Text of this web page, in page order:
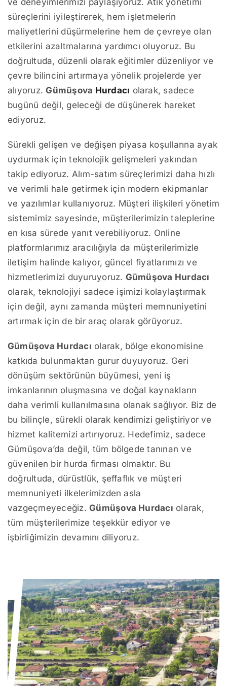
süreçlerini iyileştirerek, hem işletmelerin
maliyetlerini düşürmelerine hem de çevreye olan
etkilerini azaltmalarına yardımcı oluyoruz. Bu
doğrultuda, düzenli olarak eğitimler düzenliyor ve
çevre bilincini artırmaya yönelik projelerde yer
alıyoruz.Gümüşova Hurdacı olarak, sadece
bugünü değil, geleceği de düşünerek hareket
ediyoruz.
Sürekli gelişen ve değişen piyasa koşullarına ayak
uydurmak için teknolojik gelişmeleri yakından
takip ediyoruz. Alım-satım süreçlerimizi daha hızlı
ve verimli hale getirmek için modern ekipmanlar
ve yazılımlar kullanıyoruz. Müşteri ilişkileri yönetim
sistemimiz sayesinde, müşterilerimizin taleplerine
en kısa sürede yanıt verebiliyoruz. Online
platformlarımız aracılığıyla da müşterilerimizle
iletişim halinde kalıyor, güncel fiyatlarımızı ve
hizmetlerimizi duyuruyoruz. Gümüşova Hurdacı
olarak, teknolojiyi sadece işimizi kolaylaştırmak
için değil, aynı zamanda müşteri memnuniyetini
artırmak için de bir araç olarak görüyoruz.
Gümüşova Hurdacı olarak, bölge ekonomisine
katkıda bulunmaktan gurur duyuyoruz. Geri
dönüşüm sektörünün büyümesi, yeni iş
imkanlarının oluşmasına ve doğal kaynakların
daha verimli kullanılmasına olanak sağlıyor. Biz de
bu bilinçle, sürekli olarak kendimizi geliştiriyor ve
hizmet kalitemizi artırıyoruz. Hedefimiz, sadece
Gümüşova’da değil, tüm bölgede tanınan ve
güvenilen bir hurda firması olmaktır. Bu
doğrultuda, dürüstlük, şeffaflık ve müşteri
memnuniyeti ilkelerimizden asla
vazgeçmeyeceğiz.Gümüşova Hurdacı olarak,
tüm müşterilerimize teşekkür ediyor ve
işbirliğimizin devamını diliyoruz.